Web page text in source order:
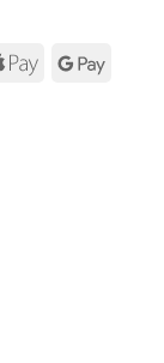
Apple
Google